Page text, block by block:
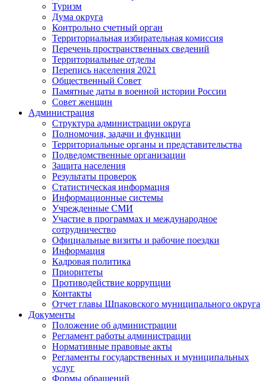
Туризм
Дума округа
Контрольно счетный орган
Территориальная избирательная комиссия
Перечень пространственных сведений
Территориальные отделы
Перепись населения 2021
Общественный Совет
Памятные даты в военной истории России
Совет женщин
Администрация
Структура администрации округа
Полномочия, задачи и функции
Территориальные органы и представительства
Подведомственные организации
Защита населения
Результаты проверок
Статистическая информация
Информационные системы
Учрежденные СМИ
Участие в программах и международное
сотрудничество
Официальные визиты и рабочие поездки
Информация
Кадровая политика
Приоритеты
Противодействие коррупции
Контакты
Отчет главы Шпаковского муниципального округа
Документы
Положение об администрации
Регламент работы администрации
Нормативные правовые акты
Регламенты государственных и муниципальных
услуг
Формы обращений